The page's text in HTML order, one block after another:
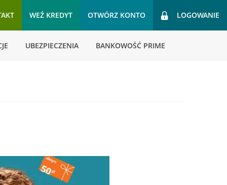
WEŹ KREDYT OTWÓRZ KONTO LOGOWANIE
UBEZPIECZENIA BANKOWOŚĆ PRIME